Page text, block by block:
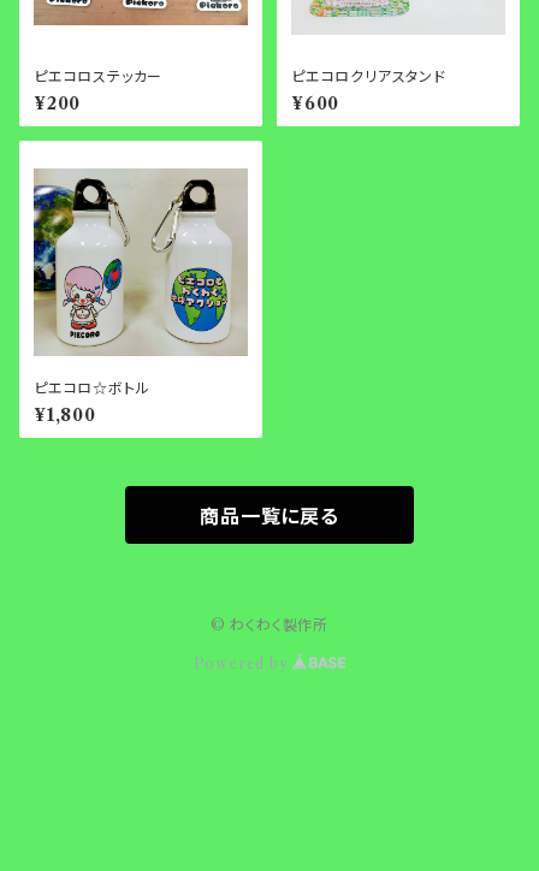
ピエコロステッカー
¥200
ピエコロクリアスタンド
¥600
ピエコロ☆ボトル
¥1,800
商品一覧に戻る
© わくわく製作所
Powered by